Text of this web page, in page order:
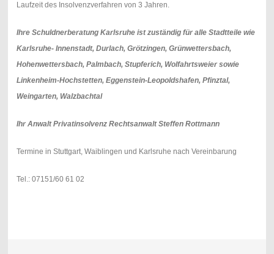
Laufzeit des Insolvenzverfahren von 3 Jahren.
Ihre Schuldnerberatung Karlsruhe ist zuständig für alle Stadtteile wie
Karlsruhe- Innenstadt, Durlach, Grötzingen, Grünwettersbach,
Hohenwettersbach, Palmbach, Stupferich, Wolfahrtsweier sowie
Linkenheim-Hochstetten, Eggenstein-Leopoldshafen, Pfinztal,
Weingarten, Walzbachtal
Ihr Anwalt Privatinsolvenz Rechtsanwalt Steffen Rottmann
Termine in Stuttgart, Waiblingen und Karlsruhe nach Vereinbarung
Tel.: 07151/60 61 02